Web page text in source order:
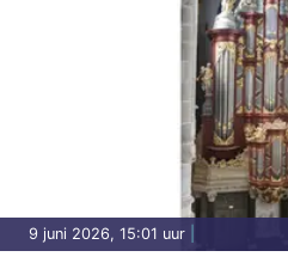
9 juni 2026, 15:01 uur